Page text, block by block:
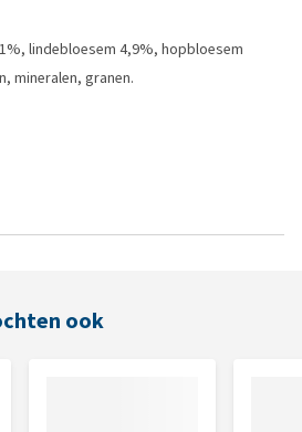
lindebloesem 4,9%, hopbloesem
mineralen, granen.
ook